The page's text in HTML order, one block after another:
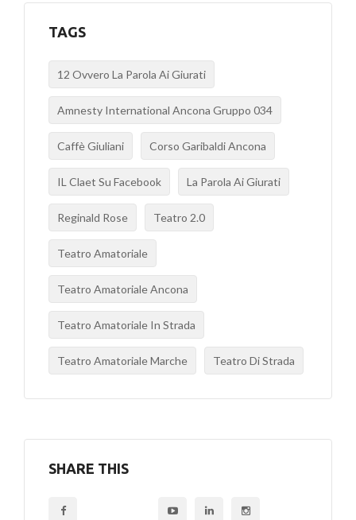
TAGS
12 Ovvero La Parola Ai Giurati
Amnesty International Ancona Gruppo 034
Caffè Giuliani Corso Garibaldi Ancona
IL Claet Su Facebook La Parola Ai Giurati
Reginald Rose Teatro 2.0
Teatro Amatoriale
Teatro Amatoriale Ancona
Teatro Amatoriale In Strada
Teatro Amatoriale Marche Teatro Di Strada
SHARE THIS